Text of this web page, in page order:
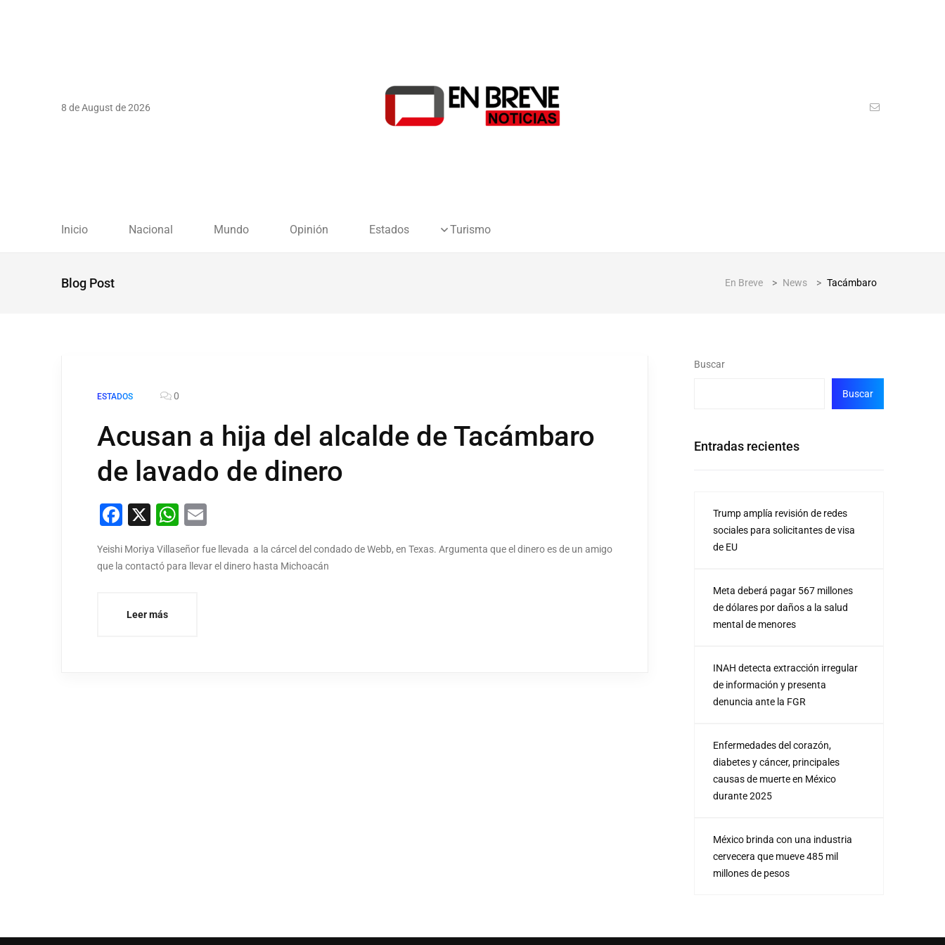
8 de August de 2026
Inicio Nacional Mundo Opinión Estados Turismo
Blog Post En Breve > News > Tacámbaro
ESTADOS 0
Acusan a hija del alcalde de Tacámbaro
de lavado de dinero
Facebook
X WhatsApp
Yeishi Moriya Villaseñor fue llevada a la cárcel del condado de Webb, en Texas. Argumenta que el dinero es de un amigo
que la contactó para llevar el dinero hasta Michoacán
Leer más
Buscar
Buscar
Entradas recientes
Trump amplía revisión de redes
sociales para solicitantes de visa
de EU
Meta deberá pagar 567 millones
de dólares por daños a la salud
mental de menores
INAH detecta extracción irregular
de información y presenta
denuncia ante la FGR
Enfermedades del corazón,
diabetes y cáncer, principales
causas de muerte en México
durante 2025
México brinda con una industria
cervecera que mueve 485 mil
millones de pesos